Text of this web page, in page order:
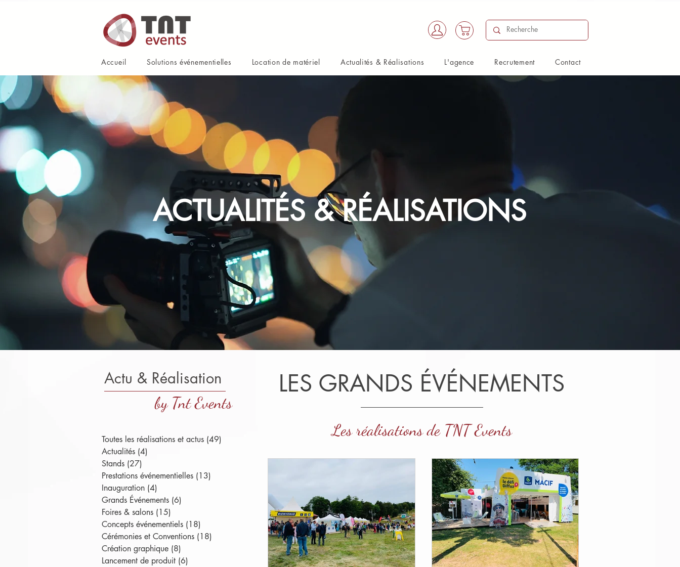
ACTUALITÉS & RÉALISATIONS
Actu & Réalisation
by Tnt Events
Toutes les réalisations et actus (49)
Actualités (4)
Stands (27)
Prestations événementielles (13)
Inauguration (4)
Grands Événements (6)
Foires & salons (15)
Concepts événementiels (18)
Cérémonies et Conventions (18)
Création graphique (8)
Lancement de produit (6)
LES GRANDS ÉVÉNEMENTS
Les réalisations de TNT Events
Accueil Solutions événementielles Location de matériel Actualités & Réalisations L'agence Recrutement Contact